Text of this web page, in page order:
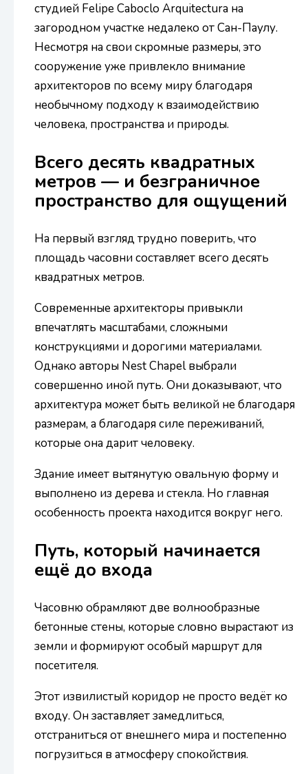
студией Felipe Caboclo Arquitectura на
загородном участке недалеко от Сан-Паулу.
Несмотря на свои скромные размеры, это
сооружение уже привлекло внимание
архитекторов по всему миру благодаря
необычному подходу к взаимодействию
человека, пространства и природы.
Всего десять квадратных
метров — и безграничное
пространство для ощущений
На первый взгляд трудно поверить, что
площадь часовни составляет всего десять
квадратных метров.
Современные архитекторы привыкли
впечатлять масштабами, сложными
конструкциями и дорогими материалами.
Однако авторы Nest Chapel выбрали
совершенно иной путь. Они доказывают, что
архитектура может быть великой не благодаря
размерам, а благодаря силе переживаний,
которые она дарит человеку.
Здание имеет вытянутую овальную форму и
выполнено из дерева и стекла. Но главная
особенность проекта находится вокруг него.
Путь, который начинается
ещё до входа
Часовню обрамляют две волнообразные
бетонные стены, которые словно вырастают из
земли и формируют особый маршрут для
посетителя.
Этот извилистый коридор не просто ведёт ко
входу. Он заставляет замедлиться,
отстраниться от внешнего мира и постепенно
погрузиться в атмосферу спокойствия.